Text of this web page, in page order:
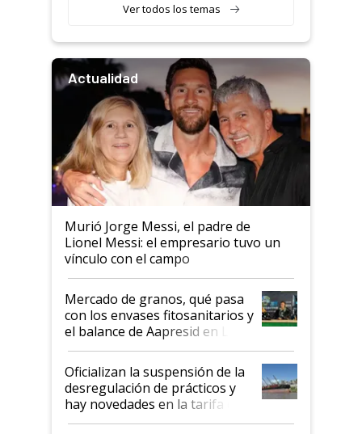
Ver todos los temas
Actualidad
Murió Jorge Messi, el padre de
Lionel Messi: el empresario tuvo un
vínculo con el campo
Mercado de granos, qué pasa
con los envases fitosanitarios y
el balance de Aapresid en La
Posta
Oficializan la suspensión de la
desregulación de prácticos y
hay novedades en la tarifa de
la hidrovía